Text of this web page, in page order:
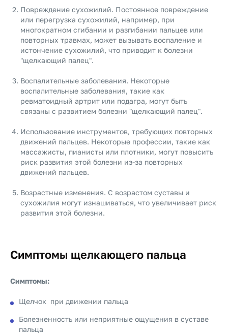
Повреждение сухожилий. Постоянное повреждение
или перегрузка сухожилий, например, при
многократном сгибании и разгибании пальцев или
повторных травмах, может вызывать воспаление и
истончение сухожилий, что приводит к болезни
"щелкающий палец".
Воспалительные заболевания. Некоторые
воспалительные заболевания, такие как
ревматоидный артрит или подагра, могут быть
связаны с развитием болезни "щелкающий палец".
Использование инструментов, требующих повторных
движений пальцев. Некоторые профессии, такие как
массажисты, пианисты или плотники, могут повысить
риск развития этой болезни из-за повторных
движений пальцев.
Возрастные изменения. С возрастом суставы и
сухожилия могут изнашиваться, что увеличивает риск
развития этой болезни.
Симптомы щелкающего пальца
Симптомы:
Щелчок при движении пальца
Болезненность или неприятные ощущения в суставе
пальца